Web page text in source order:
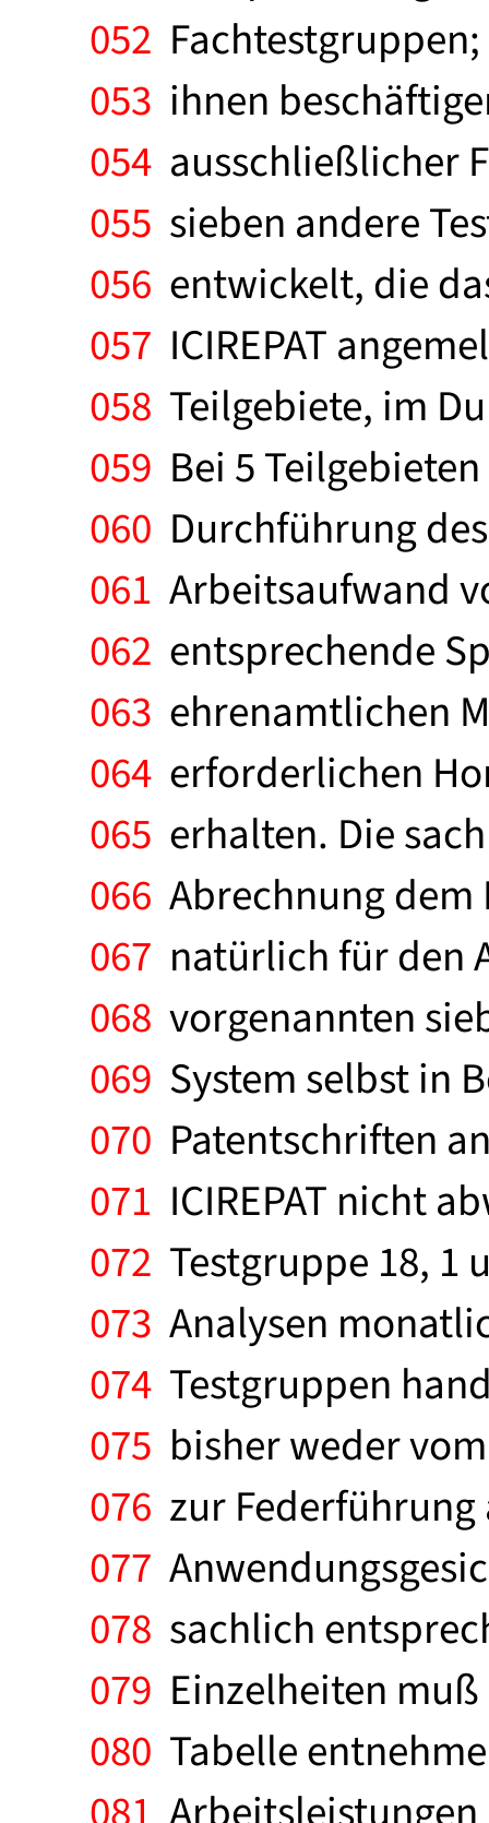
052
053 ihnen
054 ausschließlicher
055 sieben andere
056 entwickelt, die
057 ICIREPAT
058 Teilgebiete, im
059 Bei 5
060 Durchführung
061 Arbeitsaufwand
062 entsprechende
063 ehrenamtlichen
064 erforderlichen
065 erhalten. Die
066 Abrechnung
067 natürlich für den
068 vorgenannten
069 System selbst in
070 Patentschriften
071 ICIREPAT nicht
072 Testgruppe 18, 1
073 Analysen
074 Testgruppen
075 bisher weder
076 zur
077
078 sachlich
079 Einzelheiten
080 Tabelle